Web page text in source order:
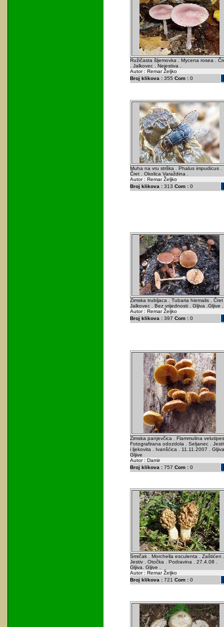
Ružičasta šljemovka . Mycena rosea .
. Jalkovec . Nejestiva .
Autor : Remar Željko
Broj klikova :355 Com :0
Muha na vru strška . Phalus impudicus .
Čret . Okolica Varaždina .
Autor : Remar Željko
Broj klikova :313 Com :0
Zimska trubljaca . Tubaria hiemalis . Čret
Jalkovec . Bez vrijednosti . Gljiva .Gljive .
Autor : Remar Željko
Broj klikova :397 Com :0
Zimska panjevčica . Flammulina
Fotografirana odozdola . Seljanec .
i ljekovita . Ivanšćica . 11.11.2007 .
Gljive
Autor : Damir
Broj klikova :757 Com :0
Smrčak . Morchella esculenta . Zaštićen .
Jestiv . Otočka . Podravina . 27.4.08 .
Gljiva. Gljive .
Autor : Remar Željko
Broj klikova :721 Com :0